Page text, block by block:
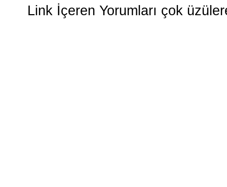
Link İçeren Yorumları çok